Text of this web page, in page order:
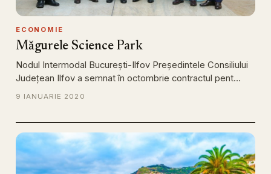
ECONOMIE
Măgurele Science Park
Nodul Intermodal București-Ilfov Președintele Consiliului
Județean Ilfov a semnat în octombrie contractul pent…
9 IANUARIE 2020